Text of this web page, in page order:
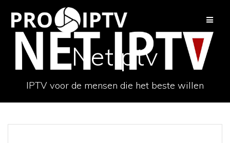
naar
de
inhoud
Netiptv
IPTV voor de mensen die het beste willen